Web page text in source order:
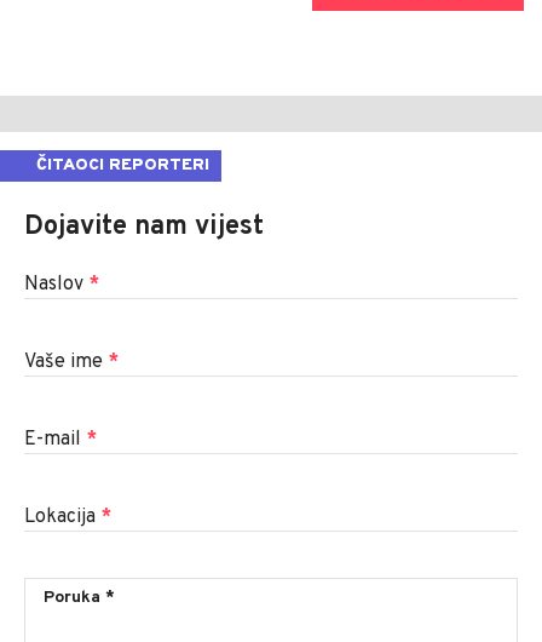
ČITAOCI REPORTERI
Dojavite nam vijest
Naslov *
Vaše ime *
E-mail *
Lokacija *